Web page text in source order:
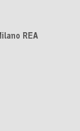
REA